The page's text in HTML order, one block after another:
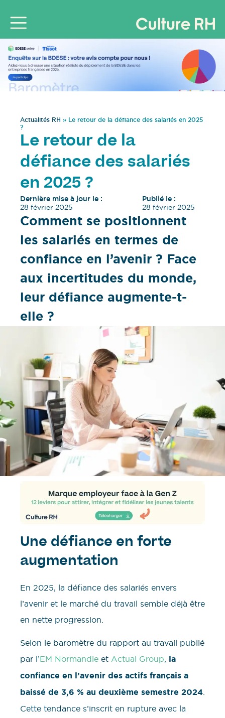
Actualités RH » Le retour de la défiance des salariés en 2025
?
Le retour de la
défiance des salariés
en 2025 ?
Dernière mise à jour le :
28 février 2025
Publié le :
28 février 2025
Comment se positionnent
les salariés en termes de
confiance en l’avenir ? Face
aux incertitudes du monde,
leur défiance augmente-t-
elle ?
Une défiance en forte
augmentation
En 2025, la défiance des salariés envers
l’avenir et le marché du travail semble déjà être
en nette progression.
Selon le baromètre du rapport au travail publié
par l’EM Normandie et Actual Group, la
confiance en l’avenir des actifs français a
baissé de 3,6 % au deuxième semestre 2024
Cette tendance s’inscrit en rupture avec la